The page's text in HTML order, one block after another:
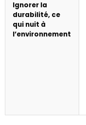
Ignorer la
durabilité, ce
qui nuit à
l’environnement